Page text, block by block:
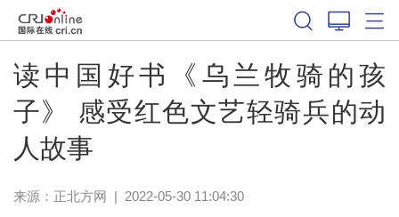
读中国好书《乌兰牧骑的孩
子》 感受红色文艺轻骑兵的动
人故事
来源： 正北方网 | 2022-05-30 11:04:30